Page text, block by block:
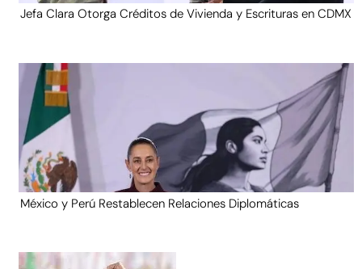
Jefa Clara Otorga Créditos de Vivienda y Escrituras en CDMX
México y Perú Restablecen Relaciones Diplomáticas